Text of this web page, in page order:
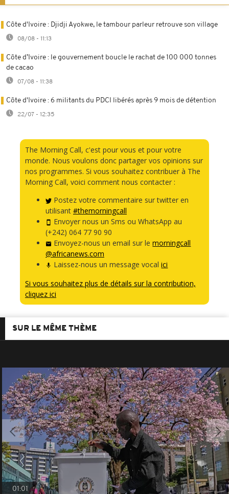
Côte d'Ivoire : Djidji Ayokwe, le tambour parleur retrouve son village
08/08 - 11:13
Côte d’Ivoire : le gouvernement boucle le rachat de 100 000 tonnes
de cacao
07/08 - 11:38
Côte d'Ivoire : 6 militants du PDCI libérés après 9 mois de détention
22/07 - 12:35
The Morning Call, c'est pour vous et pour votre
monde. Nous voulons donc partager vos opinions sur
nos programmes. Si vous souhaitez contribuer à The
Morning Call, voici comment nous contacter :
Postez votre commentaire sur twitter en
utilisant #themorningcall
Envoyer nous un Sms ou WhatsApp au
(+242) 064 77 90 90
Envoyez-nous un email sur lemorningcall
@africanews.com
Laissez-nous un message vocalici
Si vous souhaitez plus de détails sur la contribution,
cliquez ici
SUR LE MÊME THÈME
01:01